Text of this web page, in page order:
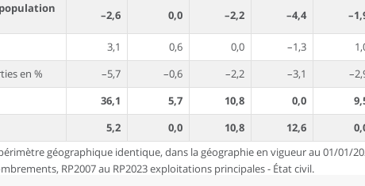
–2,6 0,0 –2,2 –4,4
3,1 0,6 0,0 –1,3
en %
–5,7 –0,6 –2,2 –3,1
36,1 5,7 10,8 0,0
5,2 0,0 10,8 12,6
géographique identique, dans la géographie en vigueur au 01/01/
RP2007 au RP2023 exploitations principales - État civil.